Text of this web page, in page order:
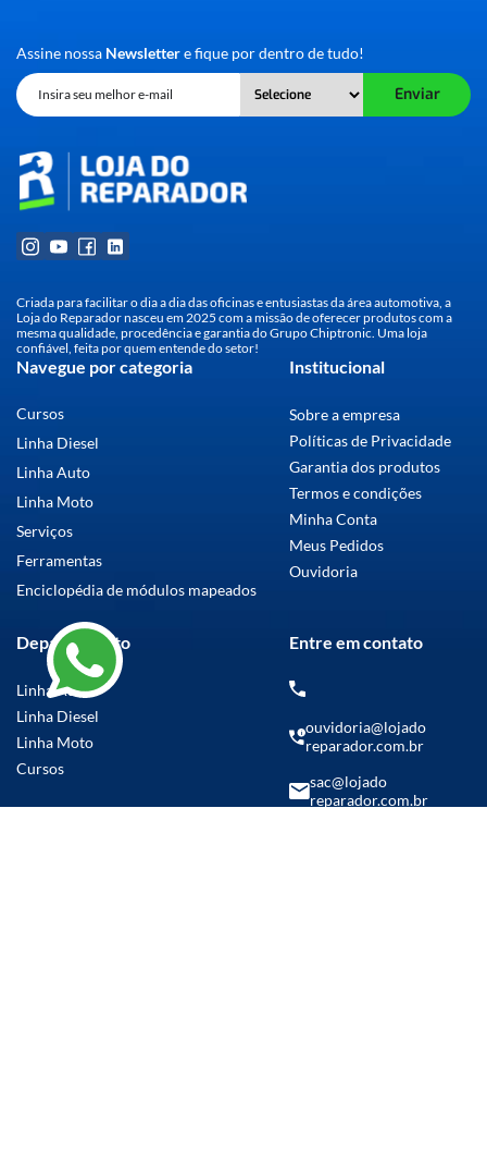
Assine nossa Newslettere fique por dentro de tudo!
Enviar
Criada para facilitar o dia a dia das oficinas e entusiastas da área automotiva, a
Loja do Reparador nasceu em 2025 com a missão de oferecer produtos com a
mesma qualidade, procedência e garantia do Grupo Chiptronic. Uma loja
confiável, feita por quem entende do setor!
Navegue por categoria
Cursos
Linha Diesel
Linha Auto
Linha Moto
Serviços
Ferramentas
Enciclopédia de módulos mapeados
Institucional
Sobre a empresa
Políticas de Privacidade
Garantia dos produtos
Termos e condições
Minha Conta
Meus Pedidos
Ouvidoria
Departamento
Linha Auto
Linha Diesel
Linha Moto
Cursos
Entre em contato
ouvidoria@lojado
reparador.com.br
sac@lojado
reparador.com.br